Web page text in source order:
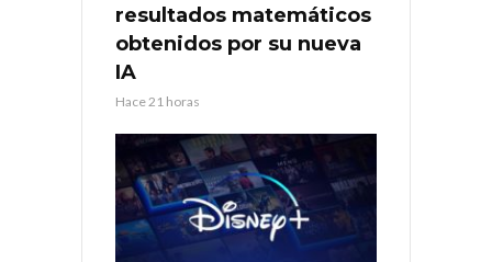
resultados matemáticos
obtenidos por su nueva
IA
Hace 21 horas